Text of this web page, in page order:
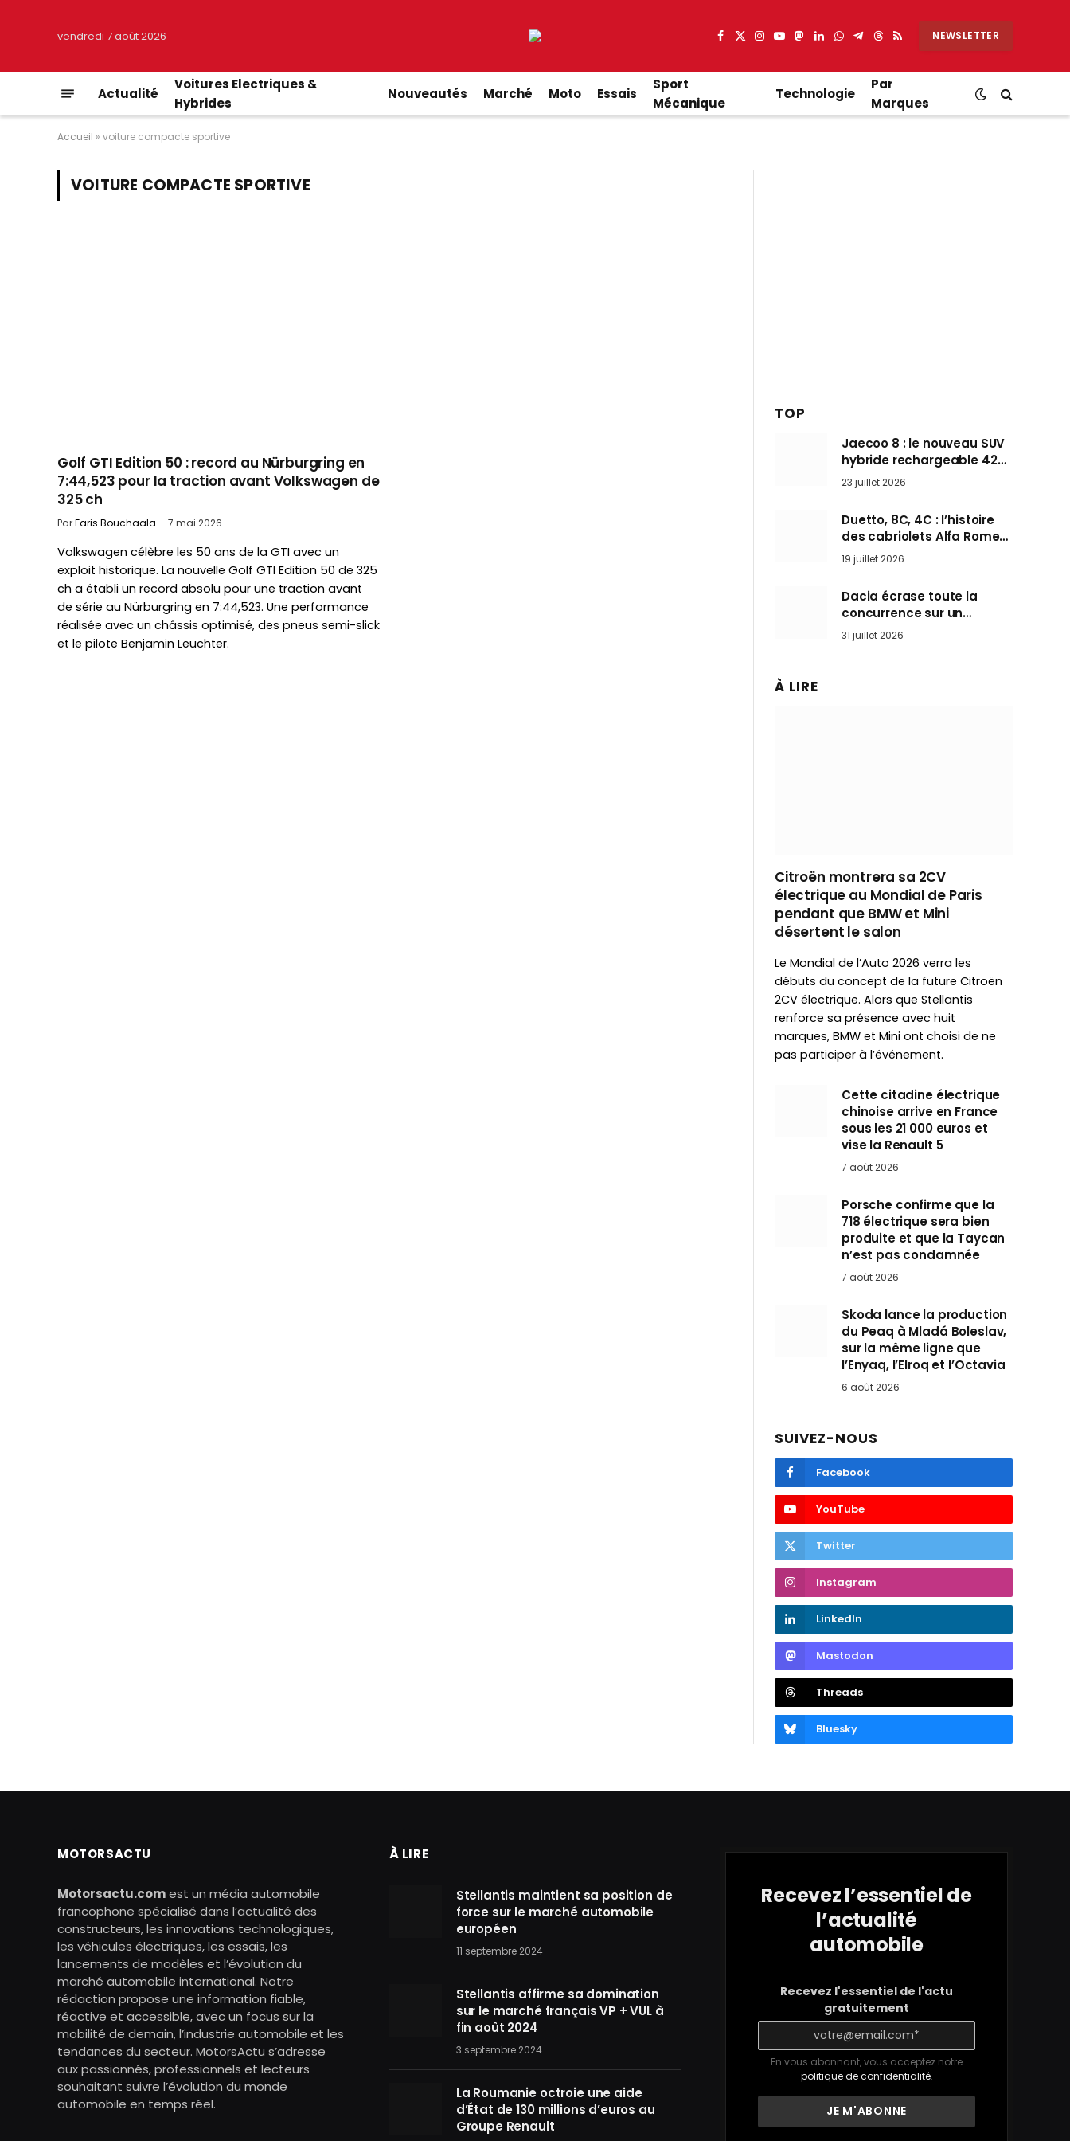
vendredi 7 août 2026 Facebook
X
Instagram
YouTube
Mastodon
LinkedIn
WhatsApp
Partager
Telegram
Threads
RSS NEWSLETTER
Actualité
Voitures Electriques &
Hybrides
Nouveautés Marché Moto Essais
Sport
Mécanique
Technologie
Par
Marques
Accueil » voiture compacte sportive
VOITURE COMPACTE SPORTIVE
Golf GTI Edition 50 : record au Nürburgring en
7:44,523 pour la traction avant Volkswagen de
325 ch
ParFaris Bouchaala 7 mai 2026
Volkswagen célèbre les 50 ans de la GTI avec un
exploit historique. La nouvelle Golf GTI Edition 50 de 325
ch a établi un record absolu pour une traction avant
de série au Nürburgring en 7:44,523. Une performance
réalisée avec un châssis optimisé, des pneus semi-slick
et le pilote Benjamin Leuchter.
TOP
Jaecoo 8 : le nouveau SUV
hybride rechargeable 428
ch qui vise l’Audi Q7 arrive
en Europe cet automne
23 juillet 2026
Duetto, 8C, 4C : l’histoire
des cabriolets Alfa Romeo,
ces Spider qui ont défini
l’art de rouler cheveux au
vent
19 juillet 2026
Dacia écrase toute la
concurrence sur un
marché où personne ne
l’attendait
31 juillet 2026
À LIRE
Citroën montrera sa 2CV
électrique au Mondial de Paris
pendant que BMW et Mini
désertent le salon
Le Mondial de l’Auto 2026 verra les
débuts du concept de la future Citroën
2CV électrique. Alors que Stellantis
renforce sa présence avec huit
marques, BMW et Mini ont choisi de ne
pas participer à l’événement.
Cette citadine électrique
chinoise arrive en France
sous les 21 000 euros et
vise la Renault 5
7 août 2026
Porsche confirme que la
718 électrique sera bien
produite et que la Taycan
n’est pas condamnée
7 août 2026
Skoda lance la production
du Peaq à Mladá Boleslav,
sur la même ligne que
l’Enyaq, l’Elroq et l’Octavia
6 août 2026
SUIVEZ-NOUS
Facebook
YouTube
Twitter
Instagram
LinkedIn
Mastodon
Threads
Bluesky
MOTORSACTU
Motorsactu.comest un média automobile
francophone spécialisé dans l’actualité des
constructeurs, les innovations technologiques,
les véhicules électriques, les essais, les
lancements de modèles et l’évolution du
marché automobile international. Notre
rédaction propose une information fiable,
réactive et accessible, avec un focus sur la
mobilité de demain, l’industrie automobile et les
tendances du secteur. MotorsActu s’adresse
aux passionnés, professionnels et lecteurs
souhaitant suivre l’évolution du monde
automobile en temps réel.
À LIRE
Stellantis maintient sa position de
force sur le marché automobile
européen
11 septembre 2024
Stellantis affirme sa domination
sur le marché français VP + VUL à
fin août 2024
3 septembre 2024
La Roumanie octroie une aide
d’État de 130 millions d’euros au
Groupe Renault
Recevez l’essentiel de
l’actualité
automobile
Recevez l'essentiel de l'actu
gratuitement
En vous abonnant, vous acceptez notre
politique de confidentialité.